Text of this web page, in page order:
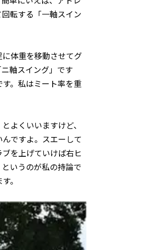
転する「一軸スイン
体重を移動させてグ
軸スイング」です
。私はミート率を重
よくいいますけど、
ですよ。スエーして
を上げていけば右ヒ
いうのが私の持論で
。